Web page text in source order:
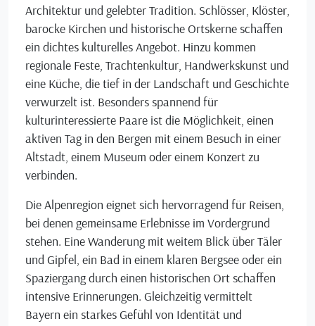
Architektur und gelebter Tradition. Schlösser, Klöster,
barocke Kirchen und historische Ortskerne schaffen
ein dichtes kulturelles Angebot. Hinzu kommen
regionale Feste, Trachtenkultur, Handwerkskunst und
eine Küche, die tief in der Landschaft und Geschichte
verwurzelt ist. Besonders spannend für
kulturinteressierte Paare ist die Möglichkeit, einen
aktiven Tag in den Bergen mit einem Besuch in einer
Altstadt, einem Museum oder einem Konzert zu
verbinden.
Die Alpenregion eignet sich hervorragend für Reisen,
bei denen gemeinsame Erlebnisse im Vordergrund
stehen. Eine Wanderung mit weitem Blick über Täler
und Gipfel, ein Bad in einem klaren Bergsee oder ein
Spaziergang durch einen historischen Ort schaffen
intensive Erinnerungen. Gleichzeitig vermittelt
Bayern ein starkes Gefühl von Identität und